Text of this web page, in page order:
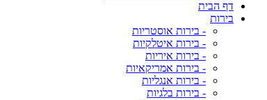
דף הבית
בירות
- בירות אוסטריות
- בירות איטלקיות
- בירות איריות
- בירות אמריקאיות
- בירות אנגליות
- בירות בלגיות